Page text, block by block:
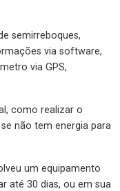
semirreboques,
via software,
via GPS,
como realizar o
não tem energia para
um equipamento
até 30 dias, ou em sua